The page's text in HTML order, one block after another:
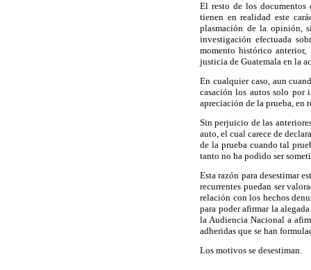
El resto de los documentos
tienen en realidad este
plasmación de la opinión,
investigación efectuada
momento histórico
justicia de Guatemala en la
En cualquier caso, aun
casación los autos solo
apreciación de la prueba, en
Sin perjuicio de las
auto, el cual carece de
de la prueba cuando tal
tanto no ha podido ser
Esta razón para desestimar
recurrentes puedan ser
relación con los hechos
para poder afirmar la
la Audiencia Nacional a
adheridas que se han
Los motivos se desestiman.